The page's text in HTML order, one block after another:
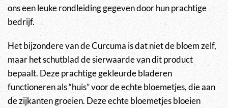
ons een leuke rondleiding gegeven door hun prachtige
bedrijf.
Het bijzondere van de Curcuma is dat niet de bloem zelf,
maar het schutblad de sierwaarde van dit product
bepaalt. Deze prachtige gekleurde bladeren
functioneren als “huis” voor de echte bloemetjes, die aan
de zijkanten groeien. Deze echte bloemetjes bloeien